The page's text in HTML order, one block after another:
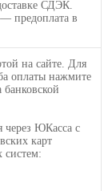
СДЭК.
предоплата в
на сайте. Для
оплаты нажмите
банковской
через ЮКасса с
карт